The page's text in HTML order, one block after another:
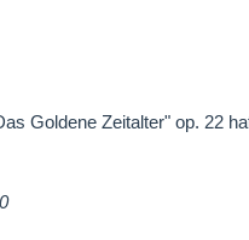
Goldene Zeitalter" op. 22